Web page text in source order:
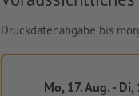
Druckdatenabgabe bis
Mo, 17. Aug. - Di,